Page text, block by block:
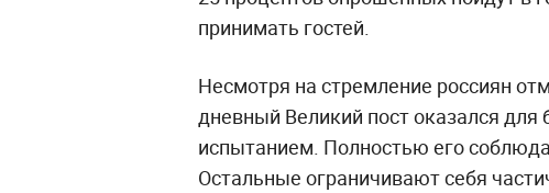
принимать гостей.
Несмотря на стремление россиян
дневный Великий пост оказался
испытанием. Полностью его
Остальные ограничивают себя